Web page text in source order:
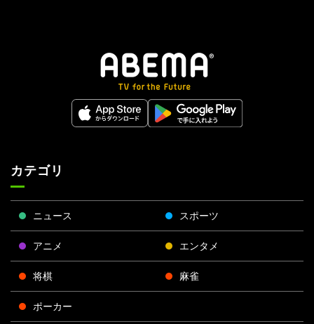
カテゴリ
ニュース スポーツ
アニメ エンタメ
将棋 麻雀
ポーカー